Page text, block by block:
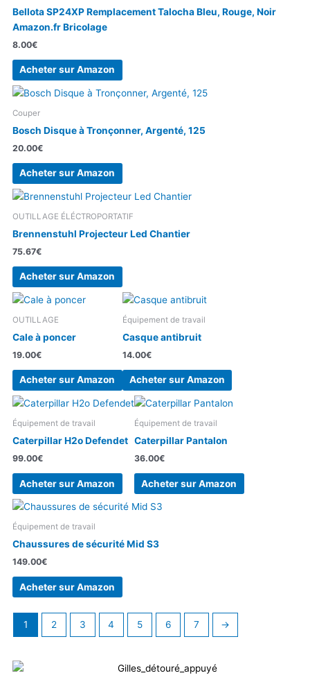
Bellota SP24XP Remplacement Talocha Bleu, Rouge, Noir
Amazon.fr Bricolage
8.00€
Acheter sur Amazon
Couper
Bosch Disque à Tronçonner, Argenté, 125
20.00€
Acheter sur Amazon
OUTILLAGE ÉLÉCTROPORTATIF
Brennenstuhl Projecteur Led Chantier
75.67€
Acheter sur Amazon
OUTILLAGE
Cale à poncer
19.00€
Acheter sur Amazon
Équipement de travail
Casque antibruit
14.00€
Acheter sur Amazon
Équipement de travail
Caterpillar H2o Defendet
99.00€
Acheter sur Amazon
Équipement de travail
Caterpillar Pantalon
36.00€
Acheter sur Amazon
Équipement de travail
Chaussures de sécurité Mid S3
149.00€
Acheter sur Amazon
1 2 3 4 5 6 7 →